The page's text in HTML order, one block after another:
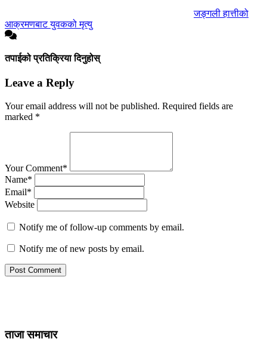
जङ्गली हात्तीको
आक्रमणबाट युवकको मृत्यु
तपाईको प्रतिक्रिया दिनुहोस्
Leave a Reply
Your email address will not be published. Required fields are
marked *
Your Comment*
Name*
Email*
Website
Notify me of follow-up comments by email.
Notify me of new posts by email.
ताजा समाचार